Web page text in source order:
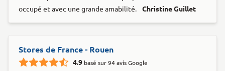
occupé et avec une grande amabilité.
Christine Guillet
Stores de France - Rouen
4.9 basé sur 94 avis Google